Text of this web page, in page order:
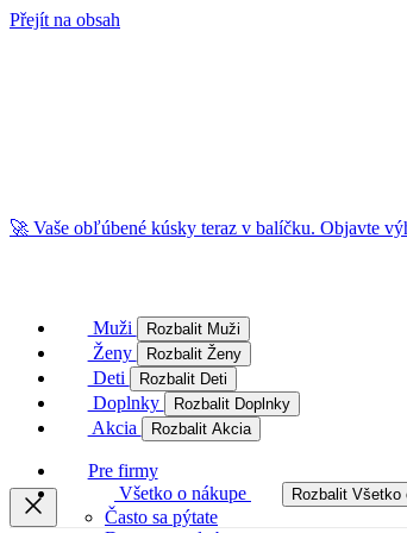
Přejít na obsah
🚀 Vaše obľúbené kúsky teraz v balíčku. Objavte
Muži Rozbalit Muži
Ženy Rozbalit Ženy
Deti Rozbalit Deti
Doplnky Rozbalit Doplnky
Akcia Rozbalit Akcia
Pre firmy
Všetko o nákupe
Rozbalit Všetko
Často sa pýtate